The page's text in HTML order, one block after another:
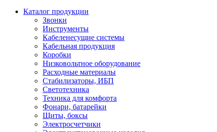
Каталог продукции
Звонки
Инструменты
Кабеленесущие системы
Кабельная продукция
Коробки
Низковольтное оборудование
Расходные материалы
Стабилизаторы, ИБП
Светотехника
Техника для комфорта
Фонари, батарейки
Щиты, боксы
Электросчетчики